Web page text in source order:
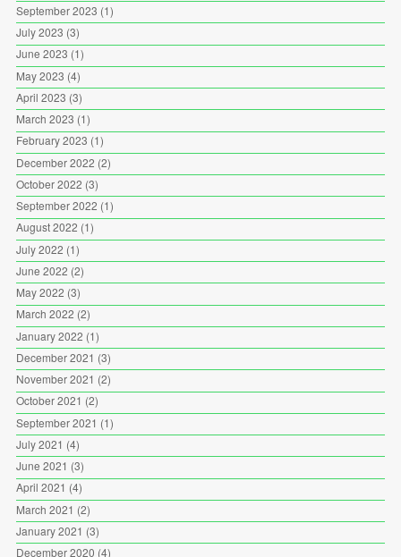
September 2023 (1)
July 2023 (3)
June 2023 (1)
May 2023 (4)
April 2023 (3)
March 2023 (1)
February 2023 (1)
December 2022 (2)
October 2022 (3)
September 2022 (1)
August 2022 (1)
July 2022 (1)
June 2022 (2)
May 2022 (3)
March 2022 (2)
January 2022 (1)
December 2021 (3)
November 2021 (2)
October 2021 (2)
September 2021 (1)
July 2021 (4)
June 2021 (3)
April 2021 (4)
March 2021 (2)
January 2021 (3)
December 2020 (4)